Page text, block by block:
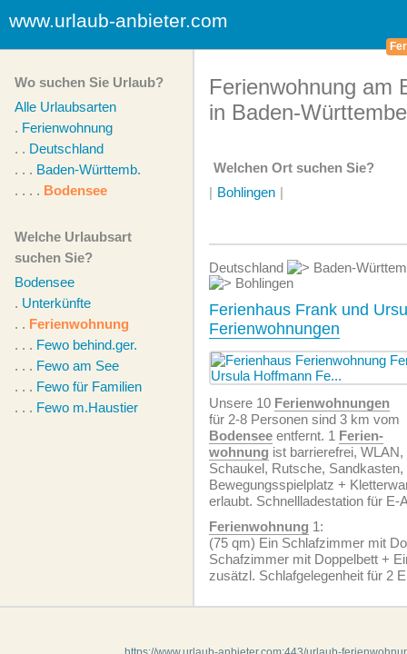
www.urlaub-anbieter.com
Wo suchen Sie Urlaub?
Alle Urlaubsarten
. Ferienwohnung
. . Deutschland
. . . Baden-Württemb.
. . . . Bodensee
Welche Urlaubsart
suchen Sie?
Bodensee
. Unterkünfte
. . Ferienwohnung
. . . Fewo behind.ger.
. . . Fewo am See
. . . Fewo für Familien
. . . Fewo m.Haustier
Ferienwohnung am
in Baden-
Welchen Ort suchen Sie?
| Bohlingen |
Deutschland
Baden-
Bohlingen
Ferienhaus Frank und
Ferienwohnungen
Unsere 10 Ferien­wohnungen
für 2-8 Personen sind 3 km vom
Bodensee entfernt. 1 Ferien­
wohnung ist barrierefrei,
Schaukel, Rutsche, Sandkasten,
Bewegungsspielplatz +
erlaubt. Schnellladestation für E-
Ferien­wohnung 1:
(75 qm) Ein Schlafzimmer mit
Schafzimmer mit Doppelbett +
zusätzl. Schlafgelegenheit für 2